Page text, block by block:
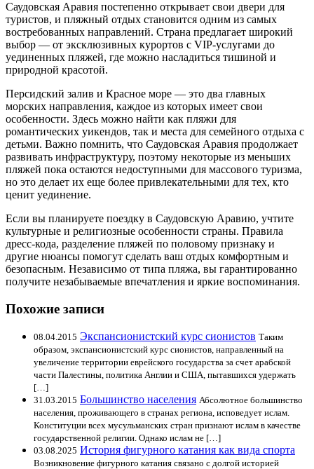
Саудовская Аравия постепенно открывает свои двери для
туристов, и пляжный отдых становится одним из самых
востребованных направлений. Страна предлагает широкий
выбор — от эксклюзивных курортов с VIP-услугами до
уединенных пляжей, где можно насладиться тишиной и
природной красотой.
Персидский залив и Красное море — это два главных
морских направления, каждое из которых имеет свои
особенности. Здесь можно найти как пляжи для
романтических уикендов, так и места для семейного отдыха с
детьми. Важно помнить, что Саудовская Аравия продолжает
развивать инфраструктуру, поэтому некоторые из меньших
пляжей пока остаются недоступными для массового туризма,
но это делает их еще более привлекательными для тех, кто
ценит уединение.
Если вы планируете поездку в Саудовскую Аравию, учтите
культурные и религиозные особенности страны. Правила
дресс-кода, разделение пляжей по половому признаку и
другие нюансы помогут сделать ваш отдых комфортным и
безопасным. Независимо от типа пляжа, вы гарантированно
получите незабываемые впечатления и яркие воспоминания.
Похожие записи
08.04.2015 Экспансионистский курс сионистов Таким
образом, экспансионистский курс сионистов, направленный на
увеличение территории еврейского государства за счет арабской
части Палестины, политика Англии и США, пытавшихся удержать
[…]
31.03.2015 Большинство населения Абсолютное большинство
населения, проживающего в странах региона, исповедует ислам.
Конституции всех мусульманских стран признают ислам в качестве
государственной религии. Однако ислам не […]
03.08.2025 История фигурного катания как вида спорта
Возникновение фигурного катания связано с долгой историей